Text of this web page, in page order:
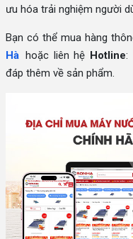
ưu hóa trải nghiệm người
Bạn có thể mua hàng
Hà hoặc liên hệ Hotline:
đáp thêm về sản phẩm.